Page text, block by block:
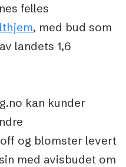
felles
, med bud som
landets 1,6
kan kunder
og blomster levert
med avisbudet om